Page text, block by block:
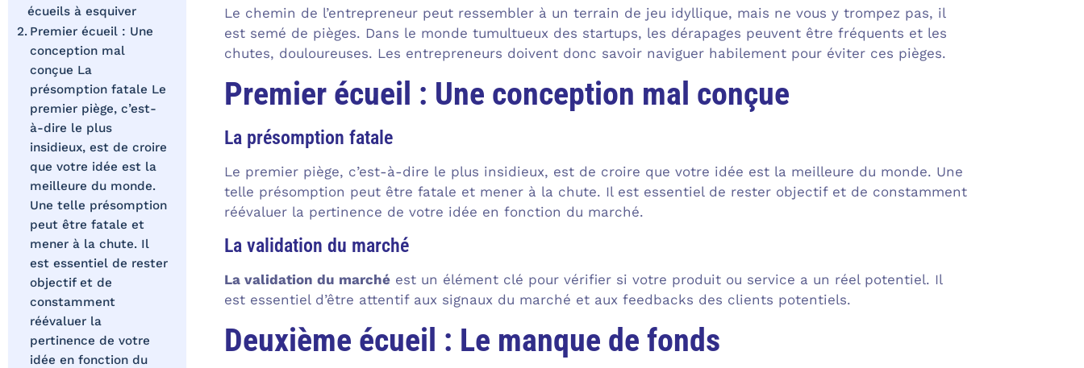
Le chemin de l’entrepreneur peut ressembler à un terrain de jeu idyllique, mais ne vous y trompez pas, il
est semé de pièges. Dans le monde tumultueux des startups, les dérapages peuvent être fréquents et les
chutes, douloureuses. Les entrepreneurs doivent donc savoir naviguer habilement pour éviter ces pièges.
Premier écueil : Une conception mal conçue
La présomption fatale
Le premier piège, c’est-à-dire le plus insidieux, est de croire que votre idée est la meilleure du monde. Une
telle présomption peut être fatale et mener à la chute. Il est essentiel de rester objectif et de constamment
réévaluer la pertinence de votre idée en fonction du marché.
La validation du marché
La validation du marchéest un élément clé pour vérifier si votre produit ou service a un réel potentiel. Il
est essentiel d’être attentif aux signaux du marché et aux feedbacks des clients potentiels.
Deuxième écueil : Le manque de fonds
écueils à esquiver
Premier écueil : Une
conception mal
conçue La
présomption fatale Le
premier piège, c’est-
à-dire le plus
insidieux, est de croire
que votre idée est la
meilleure du monde.
Une telle présomption
peut être fatale et
mener à la chute. Il
est essentiel de rester
objectif et de
constamment
réévaluer la
pertinence de votre
idée en fonction du